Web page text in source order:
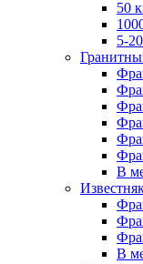
50
5-
В
В